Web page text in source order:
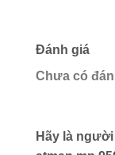
Đánh giá
Chưa có
Hãy là